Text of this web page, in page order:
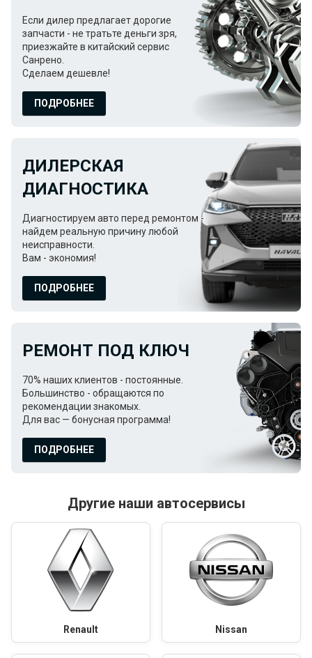
Если дилер предлагает дорогие
запчасти - не тратьте деньги зря,
приезжайте в китайский сервис
Санрено.
Сделаем дешевле!
ПОДРОБНЕЕ
ДИЛЕРСКАЯ
ДИАГНОСТИКА
Диагностируем авто перед ремонтом -
найдем реальную причину любой
неисправности.
Вам - экономия!
ПОДРОБНЕЕ
РЕМОНТ ПОД КЛЮЧ
70% наших клиентов - постоянные.
Большинство - обращаются по
рекомендации знакомых.
Для вас — бонусная программа!
ПОДРОБНЕЕ
Другие наши автосервисы
Renault Nissan